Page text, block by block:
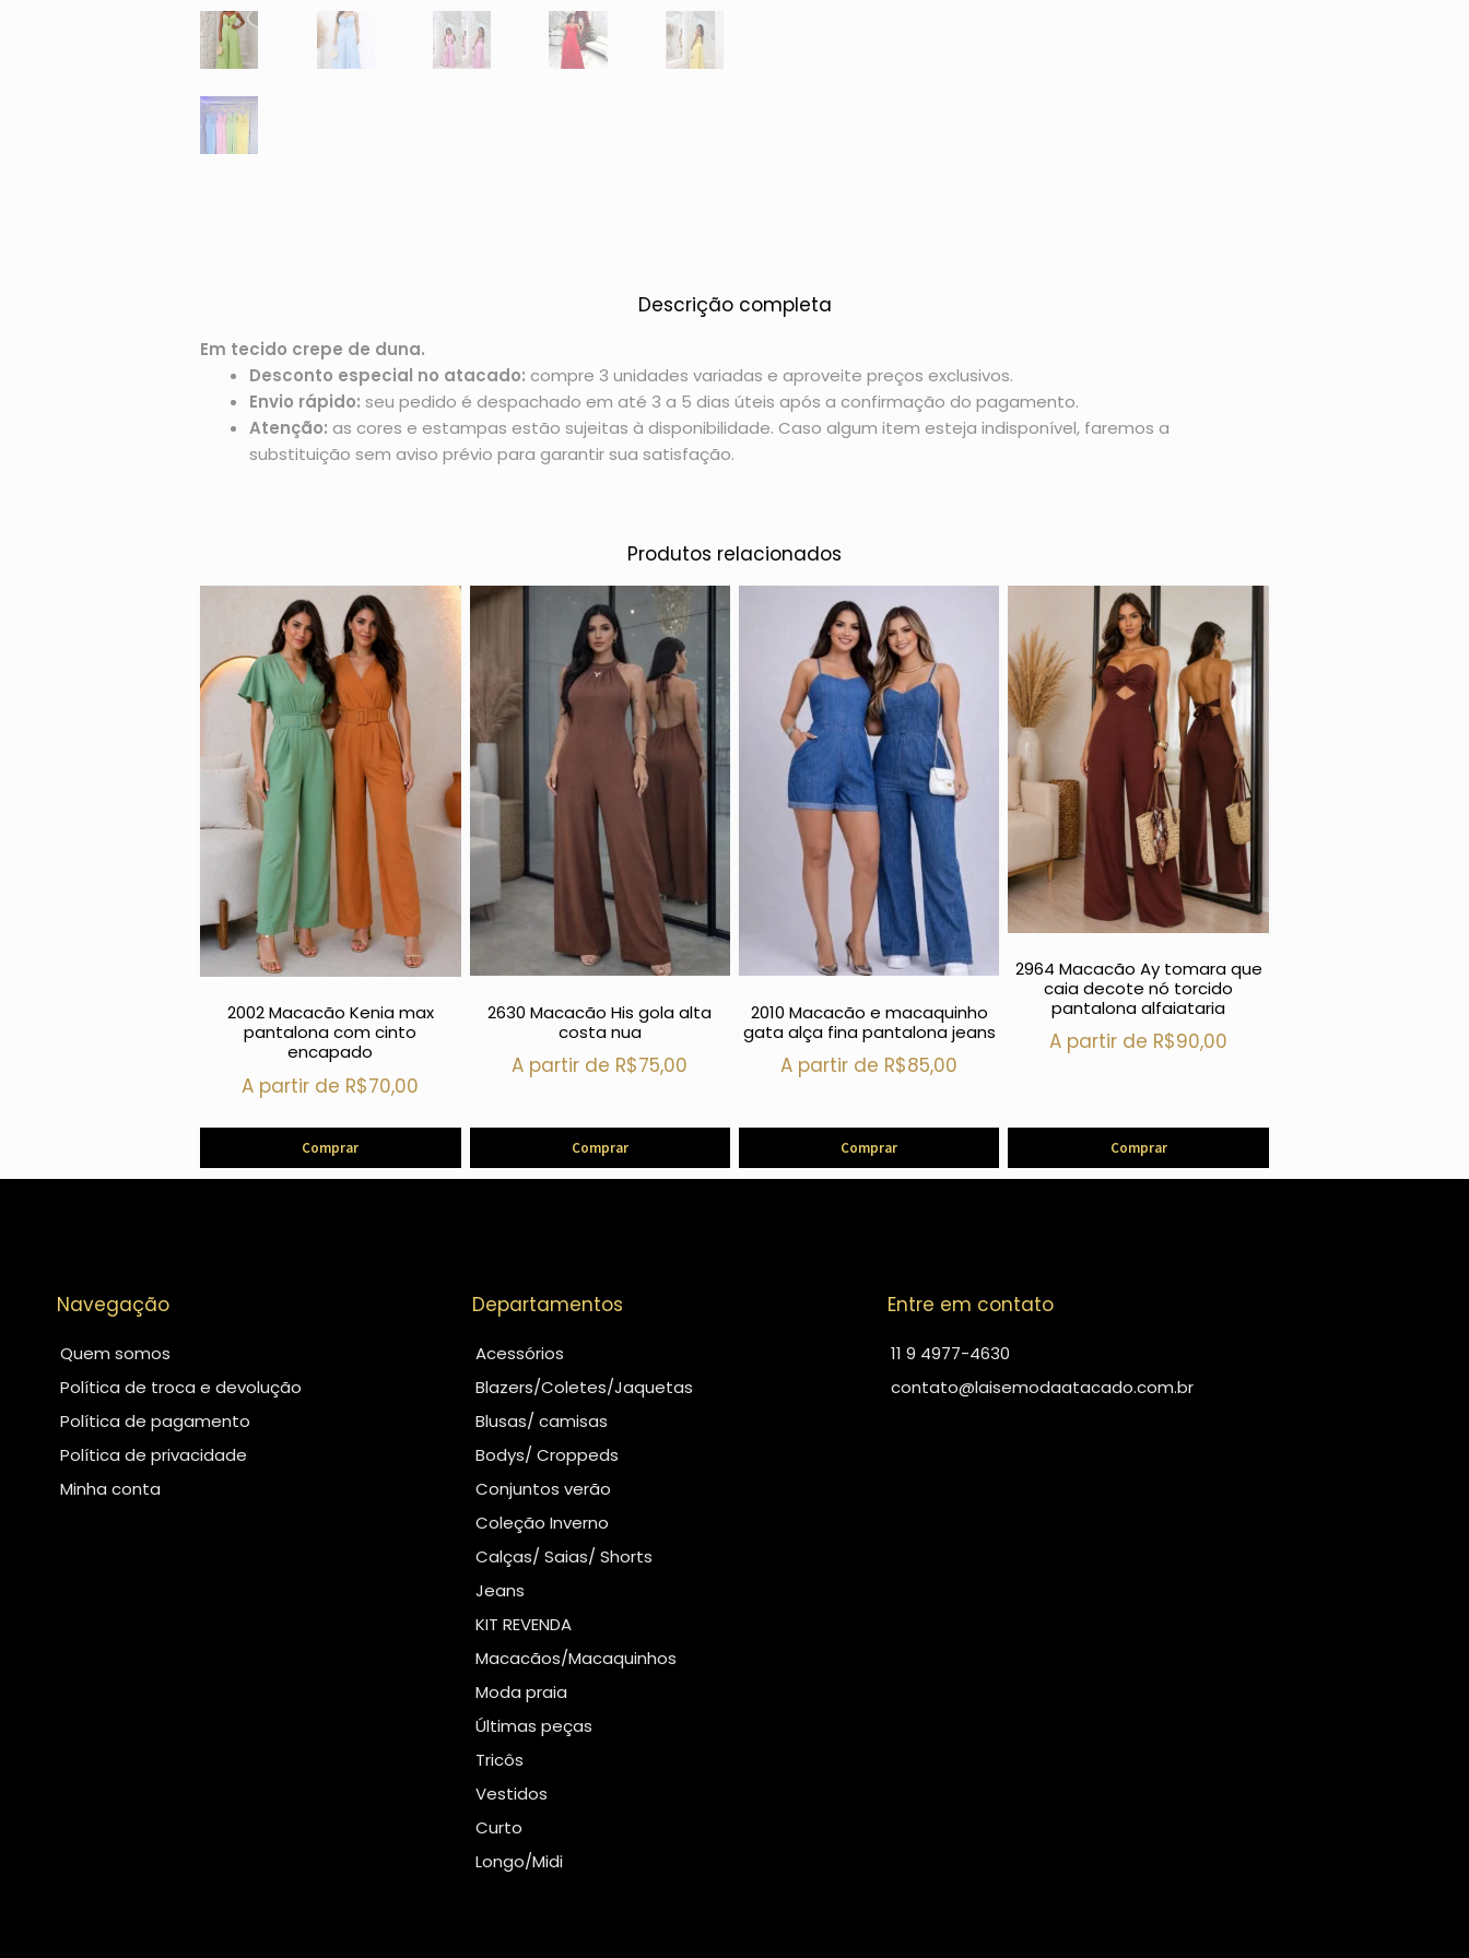
Descrição completa
Em tecido crepe de duna.
Desconto especial no atacado: compre 3 unidades variadas e aproveite preços exclusivos.
Envio rápido: seu pedido é despachado em até 3 a 5 dias úteis após a confirmação do pagamento.
Atenção: as cores e estampas estão sujeitas à disponibilidade. Caso algum item esteja indisponível, faremos a
substituição sem aviso prévio para garantir sua satisfação.
Produtos relacionados
2002 Macacão Kenia max
pantalona com cinto
encapado
A partir de R$70,00
Comprar
2630 Macacão His gola alta
costa nua
A partir de R$75,00
Comprar
2010 Macacão e macaquinho
gata alça fina pantalona jeans
A partir de R$85,00
Comprar
2964 Macacão Ay tomara que
caia decote nó torcido
pantalona alfaiataria
A partir de R$90,00
Comprar
Navegação
Quem somos
Política de troca e devolução
Política de pagamento
Política de privacidade
Minha conta
Departamentos
Acessórios
Blazers/Coletes/Jaquetas
Blusas/ camisas
Bodys/ Croppeds
Conjuntos verão
Coleção Inverno
Calças/ Saias/ Shorts
Jeans
KIT REVENDA
Macacãos/Macaquinhos
Moda praia
Últimas peças
Tricôs
Vestidos
Curto
Longo/Midi
Entre em contato
11 9 4977-4630
contato@laisemodaatacado.com.br